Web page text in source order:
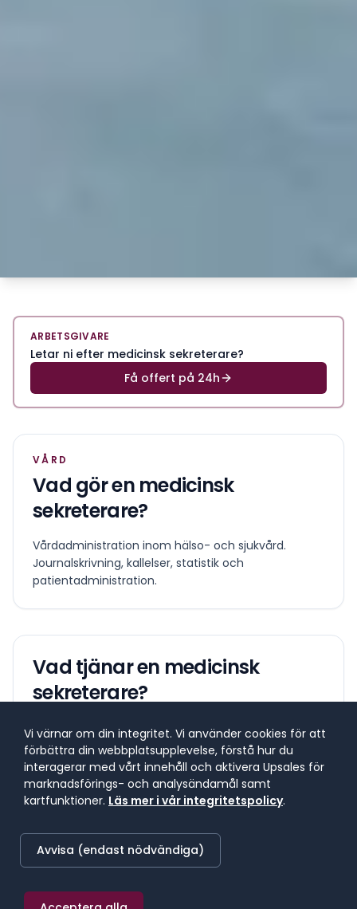
ARBETSGIVARE
Letar ni efter medicinsk sekreterare?
Få offert på 24h
VÅRD
Vad gör en medicinsk
sekreterare?
Vårdadministration inom hälso- och sjukvård.
Journalskrivning, kallelser, statistik och
patientadministration.
Vad tjänar en medicinsk
sekreterare?
Lönespann för yrkesgruppen
Lönespannet visar 25:e till 75:e percentilen, där 50 %
av lönerna i yrket ligger. 25 % tjänar mindre, 25 %
tjänar mer. Median markerar mittpunkten.
SNITTLÖN ( 2025) · MEDIAN
32 400 kr/mån
Vi värnar om din integritet. Vi använder cookies för att
förbättra din webbplatsupplevelse, förstå hur du
interagerar med vårt innehåll och aktivera Upsales för
marknadsförings- och analysändamål samt
kartfunktioner. Läs mer i vår integritetspolicy.
Avvisa (endast nödvändiga)